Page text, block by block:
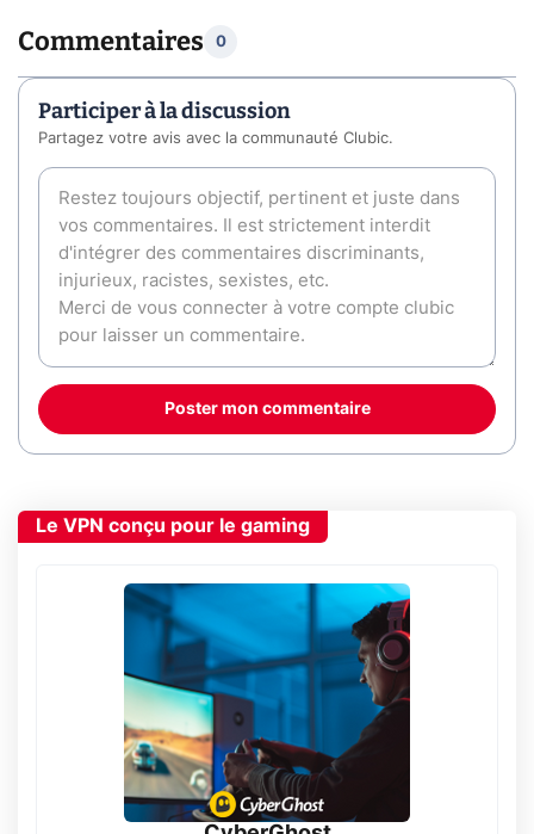
Commentaires 0
Participer à la discussion
Partagez votre avis avec la communauté Clubic.
Poster mon commentaire
Le VPN conçu pour le gaming